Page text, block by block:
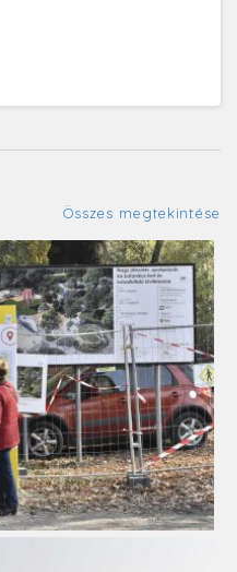
Összes megtekintése